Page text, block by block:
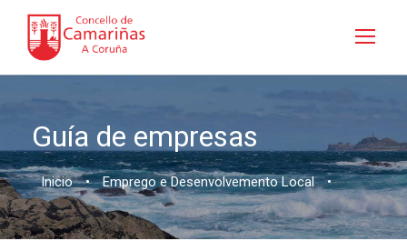
Guía de empresas
Inicio • Emprego e Desenvolvemento Local •